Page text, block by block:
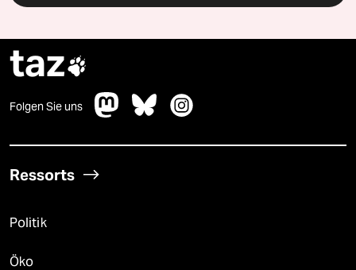
taz
Folgen Sie uns
Ressorts
Politik
Öko